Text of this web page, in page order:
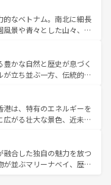
、バラエティ豊かな料理
台湾情報は コンテンツ一覧を参
の自然美を楽しむことが
絶品のストリートフード
ている。夜には、韓国な
彩な魅力を心ゆくまで味
なお、新着の韓国情報はコンテンツ一
的なベトナム。南北に細長
景や青々とした山々、世
ハノイの古い町並みやホ
建物も、独特の雰囲気を
ィの豊かさとおいしさで
ナムコーヒーなどは、ぜ
訪れてもあたたかい人々
っと忘れられない旅にな
かな自然と歴史が息づく
立ち並ぶ一方、伝統的な
チェンマイなどの山岳地
ーケットやクラビの美し
ことができる。タイ料理
の季節にも異なる楽しみ
の人々、仏教を中心とし
、訪れる旅人を魅了し続
は、特有のエネルギーを
がる壮大な景色、近未来
。観光スポットが密集し
るのも魅力。息をのむよ
香港を存分に楽しみ尽く
合した独自の魅力を放つ
並ぶマリーナベイ、歴史